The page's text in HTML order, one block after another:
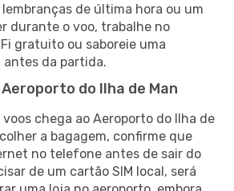
de última hora ou um
durante o voo, trabalhe no
gratuito ou saboreie uma
da partida.
do Ilha de Man
chega ao Aeroporto do Ilha de
a bagagem, confirme que
no telefone antes de sair do
de um cartão SIM local, será